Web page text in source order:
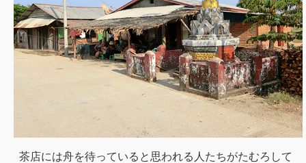
茶店には舟を待っていると思われる人たちがたむろして